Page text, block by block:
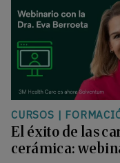
CURSOS |
El éxito de las
cerámica: